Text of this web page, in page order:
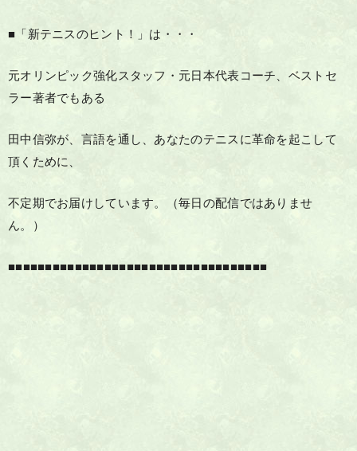
■「新テニスのヒント！」は・・・
元オリンピック強化スタッフ・元日本代表コーチ、ベストセ
ラー著者でもある
田中信弥が、言語を通し、あなたのテニスに革命を起こして
頂くために、
不定期でお届けしています。（毎日の配信ではありませ
ん。）
■■■■■■■■■■■■■■■■■■■■■■■■■■■■■■■■■■■